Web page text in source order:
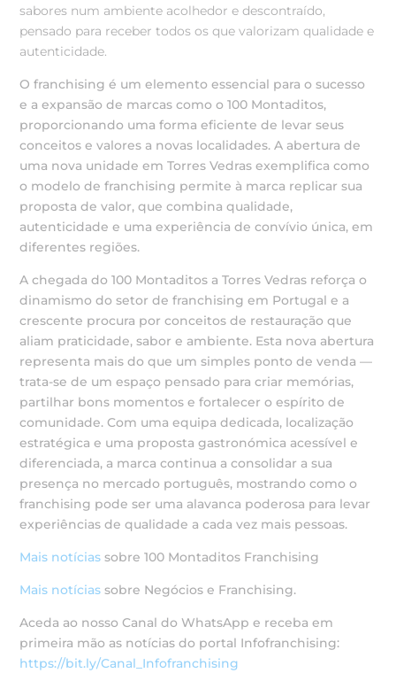
sabores num ambiente acolhedor e descontraído,
pensado para receber todos os que valorizam qualidade e
autenticidade.
O franchising é um elemento essencial para o sucesso
e a expansão de marcas como o 100 Montaditos,
proporcionando uma forma eficiente de levar seus
conceitos e valores a novas localidades. A abertura de
uma nova unidade em Torres Vedras exemplifica como
o modelo de franchising permite à marca replicar sua
proposta de valor, que combina qualidade,
autenticidade e uma experiência de convívio única, em
diferentes regiões.
A chegada do 100 Montaditos a Torres Vedras reforça o
dinamismo do setor de franchising em Portugal e a
crescente procura por conceitos de restauração que
aliam praticidade, sabor e ambiente. Esta nova abertura
representa mais do que um simples ponto de venda —
trata-se de um espaço pensado para criar memórias,
partilhar bons momentos e fortalecer o espírito de
comunidade. Com uma equipa dedicada, localização
estratégica e uma proposta gastronómica acessível e
diferenciada, a marca continua a consolidar a sua
presença no mercado português, mostrando como o
franchising pode ser uma alavanca poderosa para levar
experiências de qualidade a cada vez mais pessoas.
Mais notícias sobre 100 Montaditos Franchising
Mais notícias sobre Negócios e Franchising.
Aceda ao nosso Canal do WhatsApp e receba em
primeira mão as notícias do portal Infofranchising:
https://bit.ly/Canal_Infofranchising